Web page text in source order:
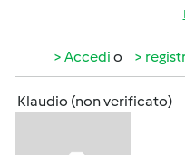
Accedi o
Klaudio (non verificato)